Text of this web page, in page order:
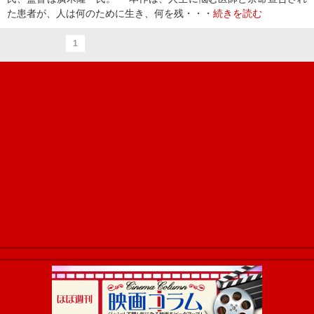
た患者が、人は何のために生き、何を残・・・ 続きを読む
1